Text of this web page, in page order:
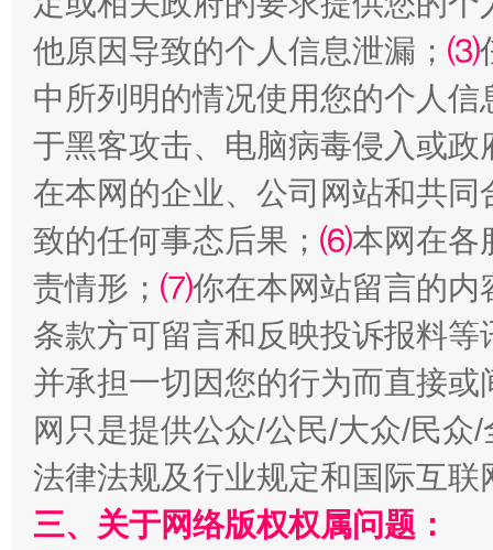
全民健身五年计划来了！等你上场
阿坝州三大球赛在茂县开幕 规模
他原因导致的个人信息泄漏； ⑶
中所列明的情况使用您的个人
于黑客攻击、电脑病毒侵入或
在本网的企业、公司网站和共
致的任何事态后果； ⑹本网在各
责情形； ⑺你在本网站留言的内
条款方可留言和反映投诉报料
并承担一切因您的行为而直接
网只是提供公众/公民/大众/民
法律法规及行业规定和国际互
三、关于网络版权权属问题：